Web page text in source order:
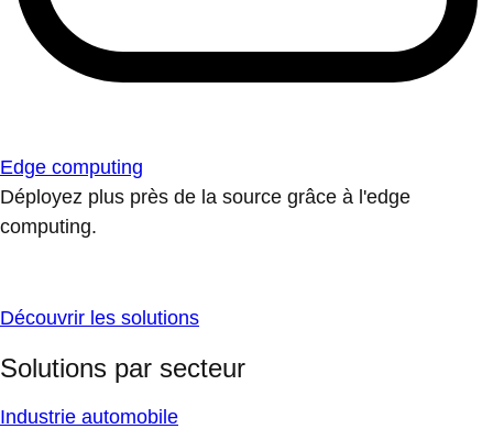
Edge computing
Déployez plus près de la source grâce à l'edge
computing.
Découvrir les solutions
Solutions par secteur
Industrie automobile